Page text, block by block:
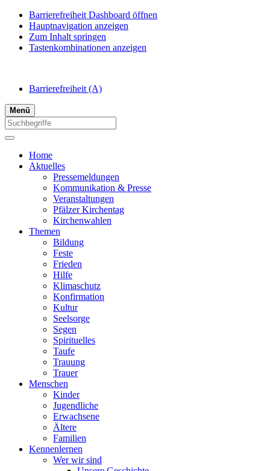
Barrierefreiheit Dashboard öffnen
Hauptnavigation anzeigen
Zum Inhalt springen
Tastenkombinationen anzeigen
Barrierefreiheit (A)
Menü
Home
Aktuelles
Pressemeldungen
Kommunikation & Presse
Veranstaltungen
Pfälzer Kirchentag
Kirchenwahlen
Themen
Bildung
Feste
Frieden
Hilfe
Klimaschutz
Konfirmation
Kultur
Seelsorge
Segen
Spirituelles
Taufe
Trauung
Trauer
Menschen
Kinder
Jugendliche
Erwachsene
Ältere
Familien
Kennenlernen
Wer wir sind